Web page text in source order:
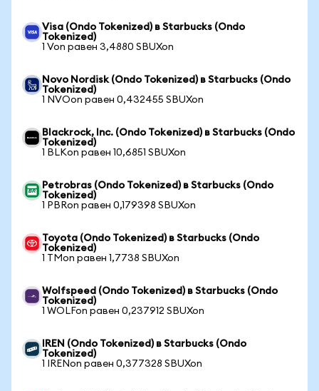
Visa (Ondo Tokenized) в Starbucks (Ondo
Tokenized)
1 Von равен 3,4880 SBUXon
Novo Nordisk (Ondo Tokenized) в Starbucks (Ondo
Tokenized)
1 NVOon равен 0,432455 SBUXon
Blackrock, Inc. (Ondo Tokenized) в Starbucks (Ondo
Tokenized)
1 BLKon равен 10,6851 SBUXon
Petrobras (Ondo Tokenized) в Starbucks (Ondo
Tokenized)
1 PBRon равен 0,179398 SBUXon
Toyota (Ondo Tokenized) в Starbucks (Ondo
Tokenized)
1 TMon равен 1,7738 SBUXon
Wolfspeed (Ondo Tokenized) в Starbucks (Ondo
Tokenized)
1 WOLFon равен 0,237912 SBUXon
IREN (Ondo Tokenized) в Starbucks (Ondo
Tokenized)
1 IRENon равен 0,377328 SBUXon